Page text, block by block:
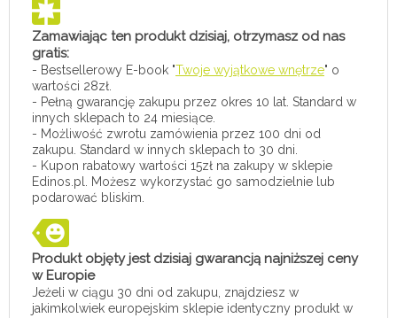
Zamawiając ten produkt dzisiaj, otrzymasz od nas
gratis:
- Bestsellerowy E-book "Twoje wyjątkowe wnętrze" o
wartości 28zł.
- Pełną gwarancję zakupu przez okres 10 lat. Standard w
innych sklepach to 24 miesiące.
- Możliwość zwrotu zamówienia przez 100 dni od
zakupu. Standard w innych sklepach to 30 dni.
- Kupon rabatowy wartości 15zł na zakupy w sklepie
Edinos.pl. Możesz wykorzystać go samodzielnie lub
podarować bliskim.
Produkt objęty jest dzisiaj gwarancją najniższej ceny
w Europie
Jeżeli w ciągu 30 dni od zakupu, znajdziesz w
jakimkolwiek europejskim sklepie identyczny produkt w